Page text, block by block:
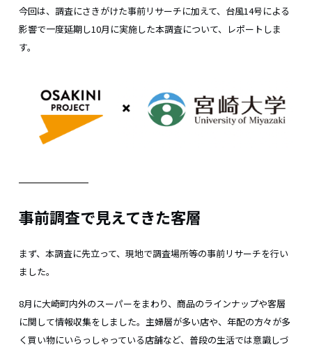
今回は、調査にさきがけた事前リサーチに加えて、台風14号による
影響で一度延期し10月に実施した本調査について、レポートしま
す。
事前調査で見えてきた客層
まず、本調査に先立って、現地で調査場所等の事前リサーチを行い
ました。
8月に大崎町内外のスーパーをまわり、商品のラインナップや客層
に関して情報収集をしました。主婦層が多い店や、年配の方々が多
く買い物にいらっしゃっている店舗など、普段の生活では意識しづ